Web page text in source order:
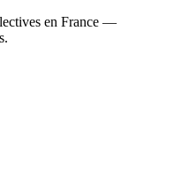
en France —